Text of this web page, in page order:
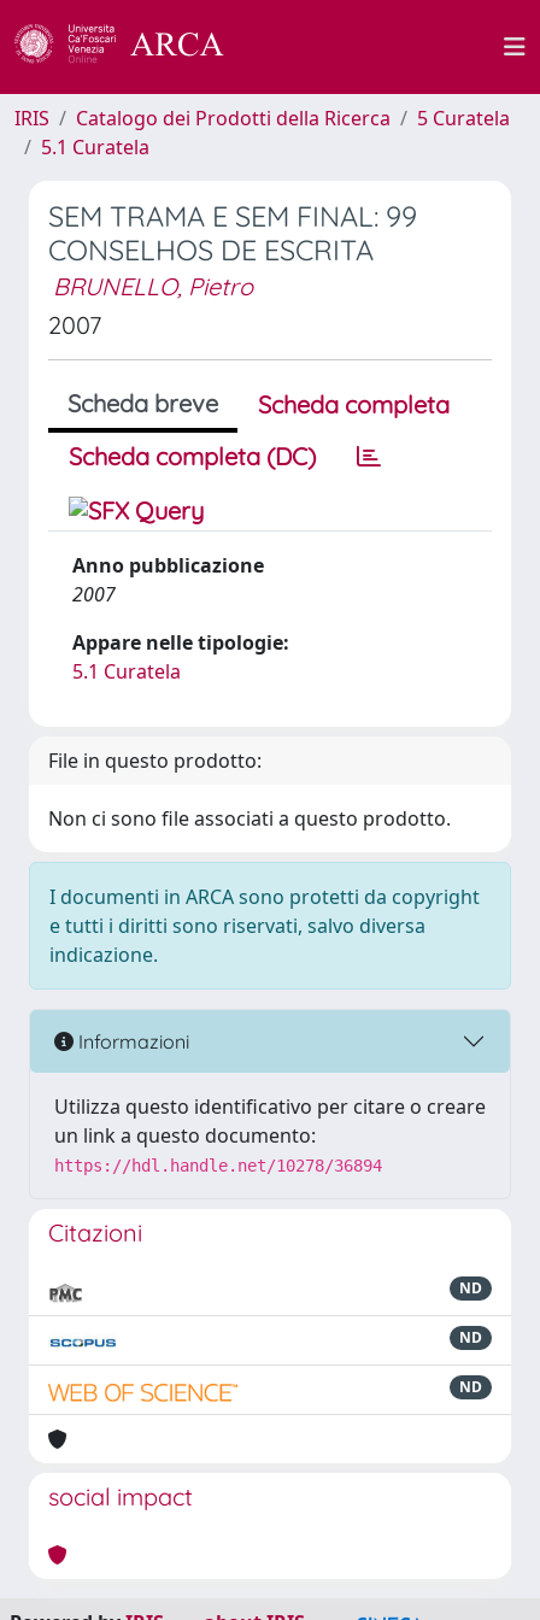
IRIS Catalogo dei Prodotti della Ricerca
5 Curatela
5.1 Curatela
SEM TRAMA E SEM FINAL: 99
CONSELHOS DE ESCRITA
BRUNELLO, Pietro
2007
Scheda breve
Scheda completa
Scheda completa (DC)
Anno pubblicazione
2007
Appare nelle tipologie:
5.1 Curatela
File in questo prodotto:
Non ci sono file associati a questo prodotto.
I documenti in ARCA sono protetti da copyright
e tutti i diritti sono riservati, salvo diversa
indicazione.
Informazioni
Utilizza questo identificativo per citare o creare
un link a questo documento:
https://hdl.handle.net/10278/36894
Citazioni
ND
ND
ND
social impact